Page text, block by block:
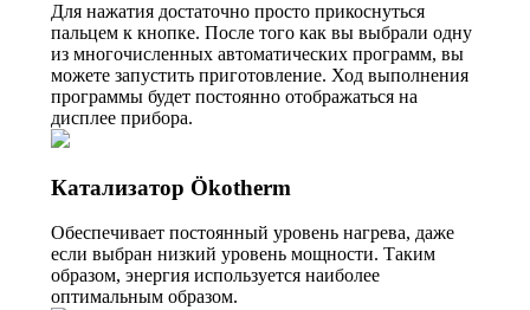
Для нажатия достаточно просто прикоснуться
пальцем к кнопке. После того как вы выбрали одну
из многочисленных автоматических программ, вы
можете запустить приготовление. Ход выполнения
программы будет постоянно отображаться на
дисплее прибора.
Катализатор Ökotherm
Обеспечивает постоянный уровень нагрева, даже
если выбран низкий уровень мощности. Таким
образом, энергия используется наиболее
оптимальным образом.